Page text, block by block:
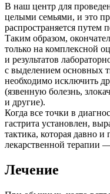
В наш центр для
целыми семьями, и это
распространяется путем
Таким образом,
только на комплексной
и результатов
с выделением основных
необходимо исключить
(язвенную болезнь,
и другие).
Когда все точки в
гастрита установлен,
тактика, которая давно и
лекарственной терапии
Лечение